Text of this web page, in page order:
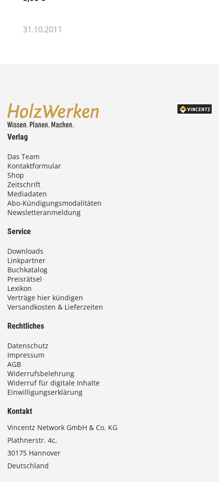
31.10.2011
Verlag
Das Team
Kontaktformular
Shop
Zeitschrift
Mediadaten
Abo-Kündigungsmodalitäten
Newsletteranmeldung
Service
Downloads
Linkpartner
Buchkatalog
Preisrätsel
Lexikon
Verträge hier kündigen
Versandkosten & Lieferzeiten
Rechtliches
Datenschutz
Impressum
AGB
Widerrufsbelehrung
Widerruf für digitale Inhalte
Einwilligungserklärung
Kontakt
Vincentz Network GmbH & Co. KG
Plathnerstr. 4c,
30175 Hannover
Deutschland